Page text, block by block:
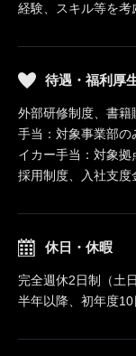
経験、スキル等を考
待遇・福利厚
外部研修制度、書
手当：対象事業部
イカー手当：対象
採用制度、入社支度
休日・休暇
完全週休2日制（土
半年以降、初年度